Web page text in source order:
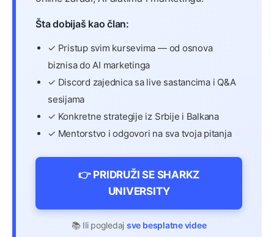
Šta dobijaš kao član:
✓ Pristup svim kursevima — od osnova
biznisa do AI marketinga
✓ Discord zajednica sa live sastancima i Q&A
sesijama
✓ Konkretne strategije iz Srbije i Balkana
✓ Mentorstvo i odgovori na sva tvoja pitanja
👉 PRIDRUŽI SE SHARKZ
UNIVERSITY
📚 Ili pogledaj sve besplatne videe